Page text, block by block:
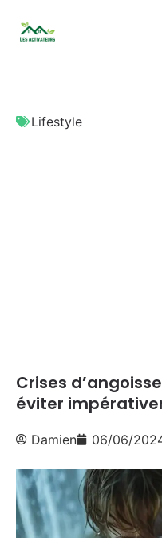
Lifestyle
Crises
éviter
Damien 06/06/